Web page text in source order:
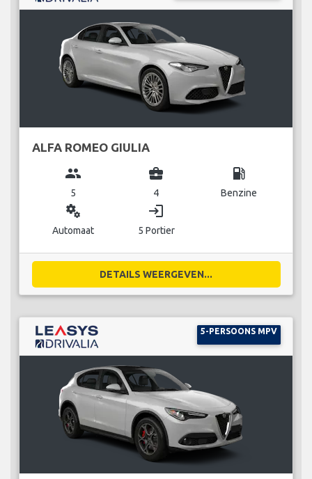
ALFA ROMEO GIULIA
group
5
business_center
4
local_gas_station
Benzine
miscellaneous_services
Automaat
login
5 Portier
DETAILS WEERGEVEN...
5-PERSOONS MPV